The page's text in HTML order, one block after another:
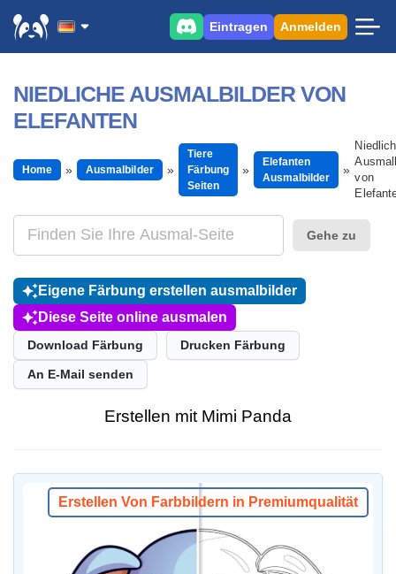
Eintragen Anmelden
NIEDLICHE AUSMALBILDER VON
ELEFANTEN
Home Ausmalbilder
Tiere
Färbung
Seiten
Elefanten
Ausmalbilder
von
Gehe zu
Eigene Färbung erstellen ausmalbilder
Diese Seite online ausmalen
Download Färbung Drucken Färbung
An E-Mail senden
Erstellen mit Mimi Panda
Erstellen Von Farbbildern in Premiumqualität